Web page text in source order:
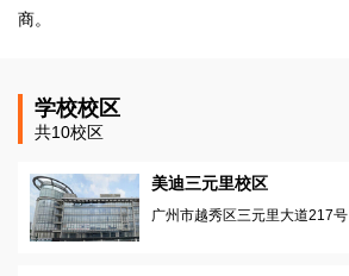
商。
学校校区
共10校区
美迪三元里校区
广州市越秀区三元里大道217号